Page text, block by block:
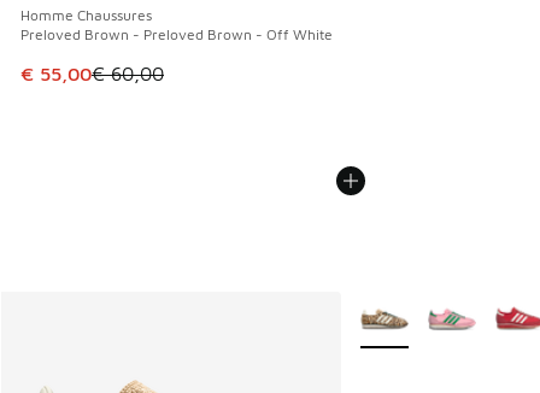
Homme Chaussures
Preloved Brown - Preloved Brown - Off White
Cet article est en promotion. Prix en baisse de € 60,00 à
€ 55,00€ 60,00
Plus de couleurs